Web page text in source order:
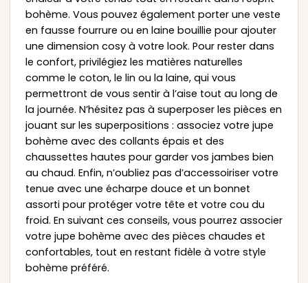
bohème. Vous pouvez également porter une veste
en fausse fourrure ou en laine bouillie pour ajouter
une dimension cosy à votre look. Pour rester dans
le confort, privilégiez les matières naturelles
comme le coton, le lin ou la laine, qui vous
permettront de vous sentir à l’aise tout au long de
la journée. N’hésitez pas à superposer les pièces en
jouant sur les superpositions : associez votre jupe
bohème avec des collants épais et des
chaussettes hautes pour garder vos jambes bien
au chaud. Enfin, n’oubliez pas d’accessoiriser votre
tenue avec une écharpe douce et un bonnet
assorti pour protéger votre tête et votre cou du
froid. En suivant ces conseils, vous pourrez associer
votre jupe bohème avec des pièces chaudes et
confortables, tout en restant fidèle à votre style
bohème préféré.